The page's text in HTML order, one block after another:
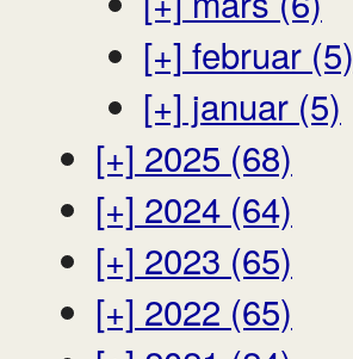
[+] februar (5)
[+] januar (5)
[+] 2025 (68)
[+] 2024 (64)
[+] 2023 (65)
[+] 2022 (65)